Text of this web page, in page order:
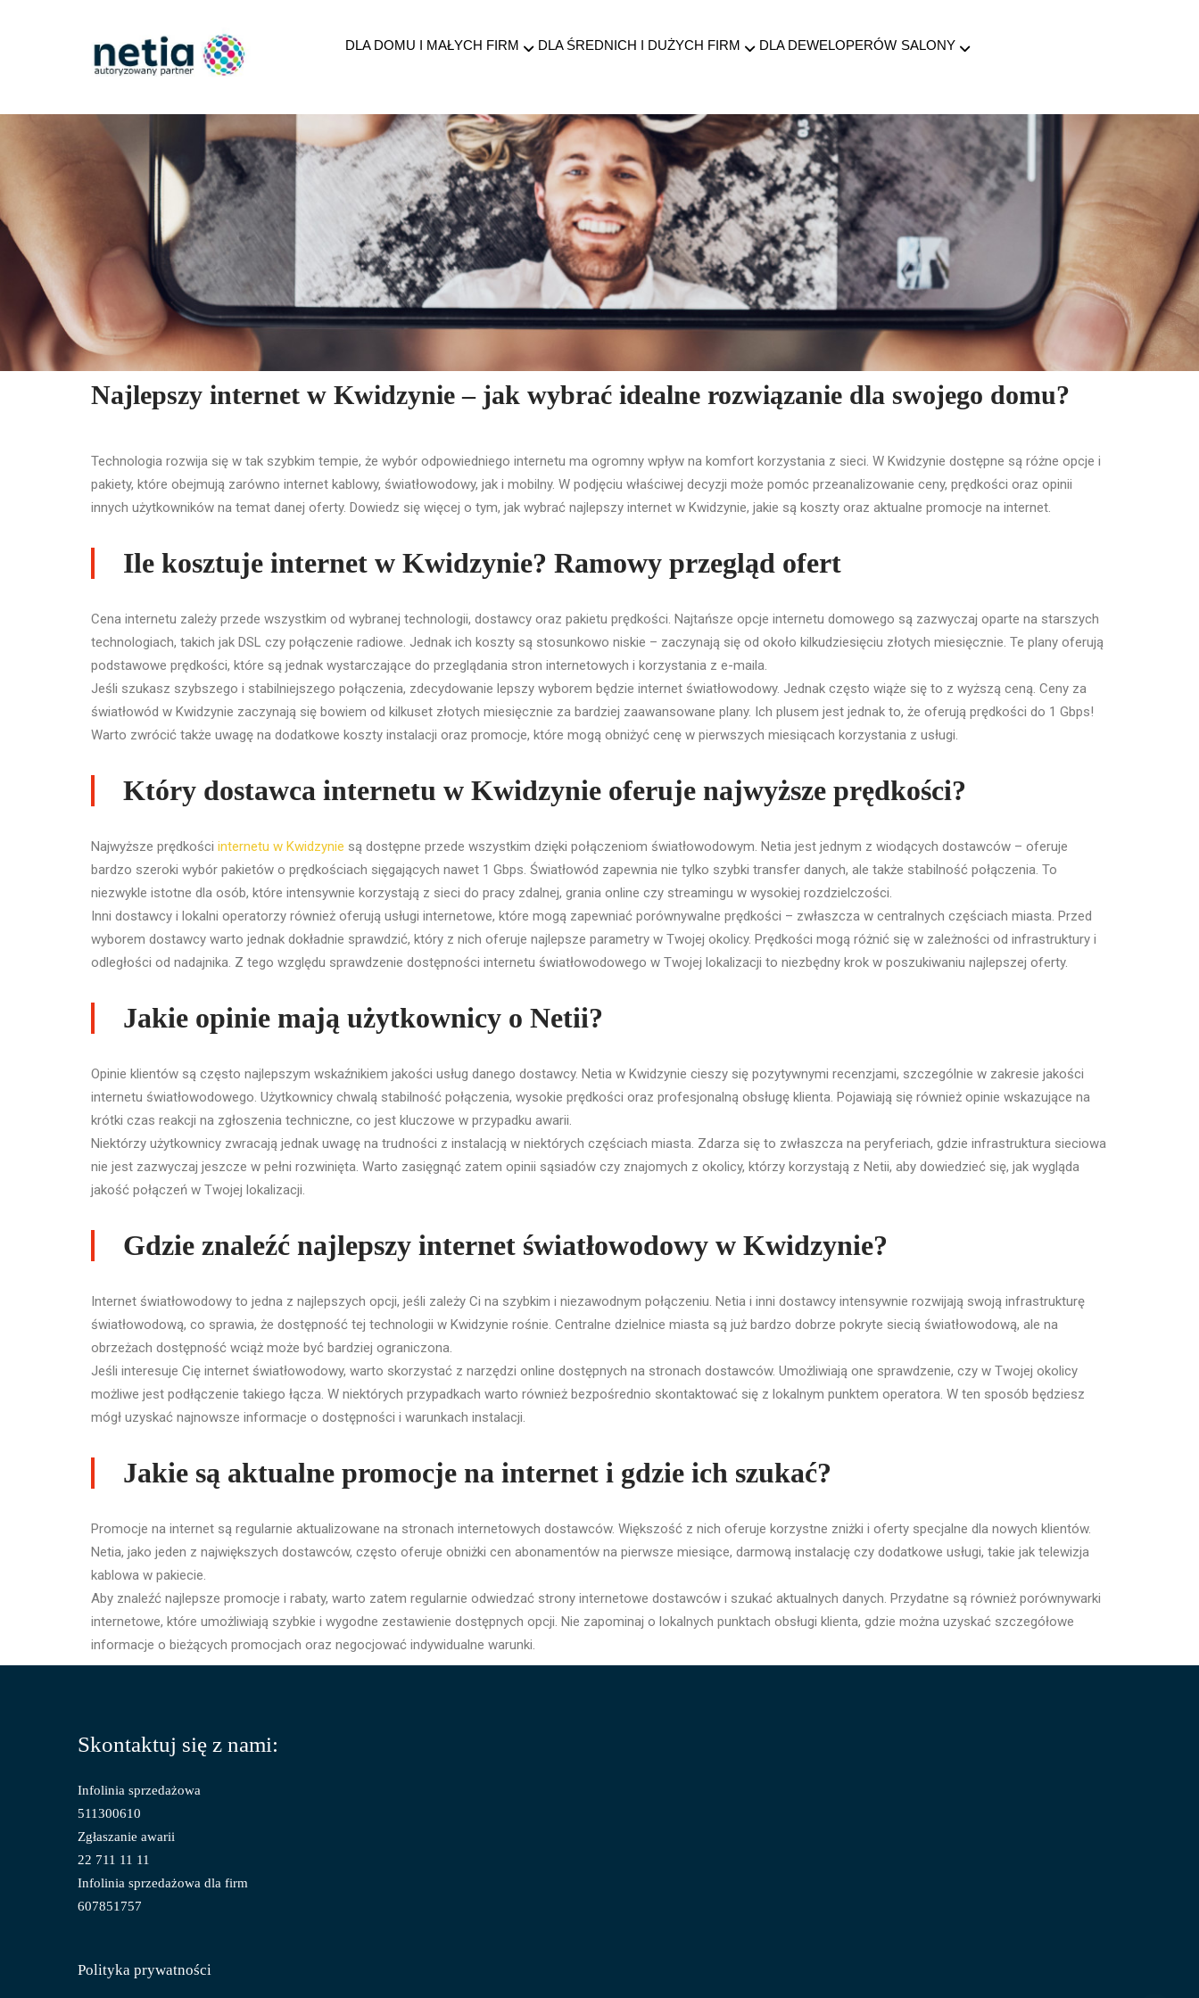
DLA DOMU I MAŁYCH FIRM DLA ŚREDNICH I DUŻYCH FIRM DLA DEWELOPERÓW SALONY
Najlepszy internet w Kwidzynie – jak wybrać idealne rozwiązanie dla swojego domu?
Technologia rozwija się w tak szybkim tempie, że wybór odpowiedniego internetu ma ogromny wpływ na komfort korzystania z sieci. W Kwidzynie dostępne są różne opcje i
pakiety, które obejmują zarówno internet kablowy, światłowodowy, jak i mobilny. W podjęciu właściwej decyzji może pomóc przeanalizowanie ceny, prędkości oraz opinii
innych użytkowników na temat danej oferty. Dowiedz się więcej o tym, jak wybrać najlepszy internet w Kwidzynie, jakie są koszty oraz aktualne promocje na internet.
Ile kosztuje internet w Kwidzynie? Ramowy przegląd ofert
Cena internetu zależy przede wszystkim od wybranej technologii, dostawcy oraz pakietu prędkości. Najtańsze opcje internetu domowego są zazwyczaj oparte na starszych
technologiach, takich jak DSL czy połączenie radiowe. Jednak ich koszty są stosunkowo niskie – zaczynają się od około kilkudziesięciu złotych miesięcznie. Te plany oferują
podstawowe prędkości, które są jednak wystarczające do przeglądania stron internetowych i korzystania z e-maila.
Jeśli szukasz szybszego i stabilniejszego połączenia, zdecydowanie lepszy wyborem będzie internet światłowodowy. Jednak często wiąże się to z wyższą ceną. Ceny za
światłowód w Kwidzynie zaczynają się bowiem od kilkuset złotych miesięcznie za bardziej zaawansowane plany. Ich plusem jest jednak to, że oferują prędkości do 1 Gbps!
Warto zwrócić także uwagę na dodatkowe koszty instalacji oraz promocje, które mogą obniżyć cenę w pierwszych miesiącach korzystania z usługi.
Który dostawca internetu w Kwidzynie oferuje najwyższe prędkości?
Najwyższe prędkości internetu w Kwidzynie są dostępne przede wszystkim dzięki połączeniom światłowodowym. Netia jest jednym z wiodących dostawców – oferuje
bardzo szeroki wybór pakietów o prędkościach sięgających nawet 1 Gbps. Światłowód zapewnia nie tylko szybki transfer danych, ale także stabilność połączenia. To
niezwykle istotne dla osób, które intensywnie korzystają z sieci do pracy zdalnej, grania online czy streamingu w wysokiej rozdzielczości.
Inni dostawcy i lokalni operatorzy również oferują usługi internetowe, które mogą zapewniać porównywalne prędkości – zwłaszcza w centralnych częściach miasta. Przed
wyborem dostawcy warto jednak dokładnie sprawdzić, który z nich oferuje najlepsze parametry w Twojej okolicy. Prędkości mogą różnić się w zależności od infrastruktury i
odległości od nadajnika. Z tego względu sprawdzenie dostępności internetu światłowodowego w Twojej lokalizacji to niezbędny krok w poszukiwaniu najlepszej oferty.
Jakie opinie mają użytkownicy o Netii?
Opinie klientów są często najlepszym wskaźnikiem jakości usług danego dostawcy. Netia w Kwidzynie cieszy się pozytywnymi recenzjami, szczególnie w zakresie jakości
internetu światłowodowego. Użytkownicy chwalą stabilność połączenia, wysokie prędkości oraz profesjonalną obsługę klienta. Pojawiają się również opinie wskazujące na
krótki czas reakcji na zgłoszenia techniczne, co jest kluczowe w przypadku awarii.
Niektórzy użytkownicy zwracają jednak uwagę na trudności z instalacją w niektórych częściach miasta. Zdarza się to zwłaszcza na peryferiach, gdzie infrastruktura sieciowa
nie jest zazwyczaj jeszcze w pełni rozwinięta. Warto zasięgnąć zatem opinii sąsiadów czy znajomych z okolicy, którzy korzystają z Netii, aby dowiedzieć się, jak wygląda
jakość połączeń w Twojej lokalizacji.
Gdzie znaleźć najlepszy internet światłowodowy w Kwidzynie?
Internet światłowodowy to jedna z najlepszych opcji, jeśli zależy Ci na szybkim i niezawodnym połączeniu. Netia i inni dostawcy intensywnie rozwijają swoją infrastrukturę
światłowodową, co sprawia, że dostępność tej technologii w Kwidzynie rośnie. Centralne dzielnice miasta są już bardzo dobrze pokryte siecią światłowodową, ale na
obrzeżach dostępność wciąż może być bardziej ograniczona.
Jeśli interesuje Cię internet światłowodowy, warto skorzystać z narzędzi online dostępnych na stronach dostawców. Umożliwiają one sprawdzenie, czy w Twojej okolicy
możliwe jest podłączenie takiego łącza. W niektórych przypadkach warto również bezpośrednio skontaktować się z lokalnym punktem operatora. W ten sposób będziesz
mógł uzyskać najnowsze informacje o dostępności i warunkach instalacji.
Jakie są aktualne promocje na internet i gdzie ich szukać?
Promocje na internet są regularnie aktualizowane na stronach internetowych dostawców. Większość z nich oferuje korzystne zniżki i oferty specjalne dla nowych klientów.
Netia, jako jeden z największych dostawców, często oferuje obniżki cen abonamentów na pierwsze miesiące, darmową instalację czy dodatkowe usługi, takie jak telewizja
kablowa w pakiecie.
Aby znaleźć najlepsze promocje i rabaty, warto zatem regularnie odwiedzać strony internetowe dostawców i szukać aktualnych danych. Przydatne są również porównywarki
internetowe, które umożliwiają szybkie i wygodne zestawienie dostępnych opcji. Nie zapominaj o lokalnych punktach obsługi klienta, gdzie można uzyskać szczegółowe
informacje o bieżących promocjach oraz negocjować indywidualne warunki.
Skontaktuj się z nami:
Infolinia sprzedażowa
511300610
Zgłaszanie awarii
22 711 11 11
Infolinia sprzedażowa dla firm
607851757
Polityka prywatności